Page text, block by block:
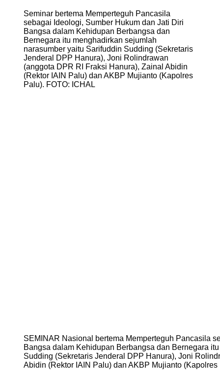
Seminar bertema Memperteguh Pancasila
sebagai Ideologi, Sumber Hukum dan Jati Diri
Bangsa dalam Kehidupan Berbangsa dan
Bernegara itu menghadirkan sejumlah
narasumber yaitu Sarifuddin Sudding (Sekretaris
Jenderal DPP Hanura), Joni Rolindrawan
(anggota DPR RI Fraksi Hanura), Zainal Abidin
(Rektor IAIN Palu) dan AKBP Mujianto (Kapolres
Palu). FOTO: ICHAL
SEMINAR Nasional bertema Memperteguh Pancasila
Bangsa dalam Kehidupan Berbangsa dan Bernegara
Sudding (Sekretaris Jenderal DPP Hanura), Joni
Abidin (Rektor IAIN Palu) dan AKBP Mujianto